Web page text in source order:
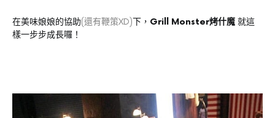
在美味娘娘的協助(還有鞭策XD)下， Grill Monster烤什魔 就這
樣一步步成長囉！